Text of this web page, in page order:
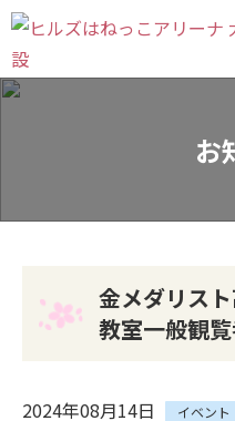
お
金メダリス
教室一般観
2024年08月14日 イベント